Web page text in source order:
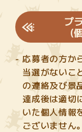
プ
(
応募者の方か
当選がないこ
の連絡及び景
達成後は適切
いた個人情報
ございません。